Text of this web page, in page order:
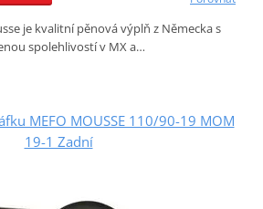
je kvalitní pěnová výplň z Německa s
spolehlivostí v MX a…
MEFO MOUSSE 110/90-19 MOM
19-1 Zadní